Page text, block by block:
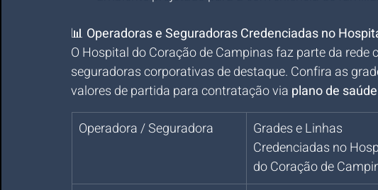
📊 Operadoras e Seguradoras Credenciadas no
O Hospital do Coração de Campinas faz parte da rede
seguradoras corporativas de destaque. Confira as
valores de partida para contratação via plano de
Operadora / Seguradora
Grades e Linhas
Credenciadas no
do Coração de